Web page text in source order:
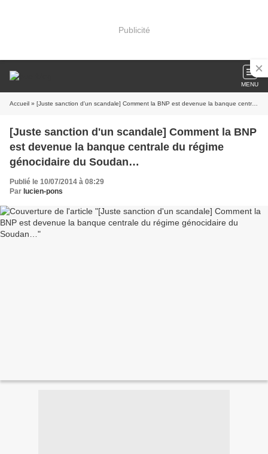
Publicité
MENU
Accueil » [Juste sanction d'un scandale] Comment la BNP est devenue la banque centrale du régime génocidaire du Soudan…
[Juste sanction d'un scandale] Comment la BNP
est devenue la banque centrale du régime
génocidaire du Soudan…
Publié le 10/07/2014 à 08:29
Par lucien-pons